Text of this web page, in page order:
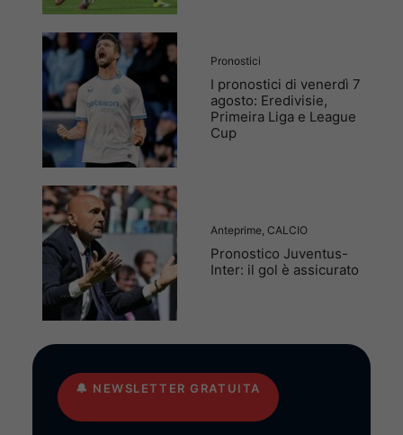
Pronostici
I pronostici di venerdì 7
agosto: Eredivisie,
Primeira Liga e League
Cup
Anteprime, CALCIO
Pronostico Juventus-
Inter: il gol è assicurato
🔔 NEWSLETTER GRATUITA